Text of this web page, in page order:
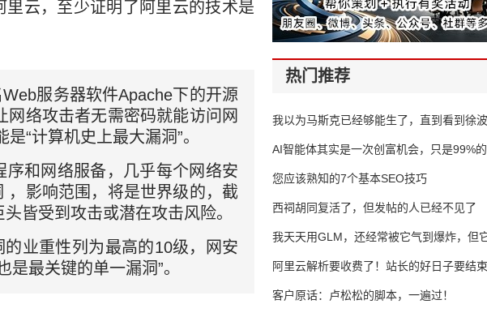
云，至少证明了阿里云的技术是
服务器软件Apache下的开源
网络攻击者无需密码就能访问网
“计算机史上最大漏洞”。
序和网络服备，几乎每个网络安
，影响范围，将是世界级的，截
皆受到攻击或潜在攻击风险。
业重性列为最高的10级，网安
最关键的单一漏洞”。
热门推荐
我以为马斯克已经够能生了，直到看到
AI智能体其实是一次创富机会，只是99%
错过了
您应该熟知的7个基本SEO技巧
西祠胡同复活了，但发帖的人已经不见了
我天天用GLM，还经常被它气到爆炸，但
16万亿
阿里云解析要收费了！站长的好日子要结
客户原话：卢松松的脚本，一遍过！